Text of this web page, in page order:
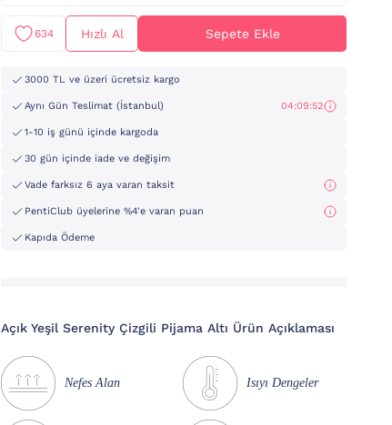
634 Hızlı Al Sepete Ekle
3000 TL ve üzeri ücretsiz kargo
Aynı Gün Teslimat (İstanbul) 04:09:51
1-10 iş günü içinde kargoda
30 gün içinde iade ve değişim
Vade farksız 6 aya varan taksit
PentiClub üyelerine %4'e varan puan
Kapıda Ödeme
Açık Yeşil Serenity Çizgili Pijama Altı Ürün Açıklaması
Nefes Alan Isıyı Dengeler